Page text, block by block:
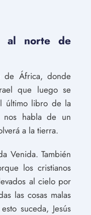
al norte de
de África, donde
que luego se
último libro de la
nos habla de un
a la tierra.
Venida. También
los cristianos
al cielo por
las cosas malas
suceda, Jesús